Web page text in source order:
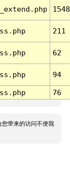
1548
211
62
94
76
您带来的访问不便我